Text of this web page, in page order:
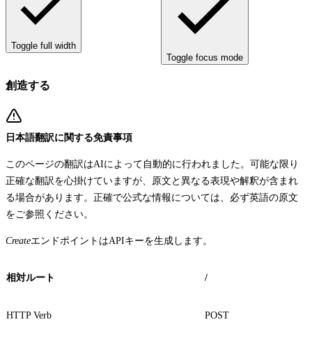
Toggle full width
Toggle focus mode
創造する
日本語翻訳に関する免責事項
このページの翻訳はAIによって自動的に行われました。可能な限り
正確な翻訳を心掛けていますが、原文と異なる表現や解釈が含まれ
る場合があります。正確で公式な情報については、必ず英語の原文
をご参照ください。
CreateエンドポイントはAPIキーを生成します。
相対ルート /
HTTP Verb POST